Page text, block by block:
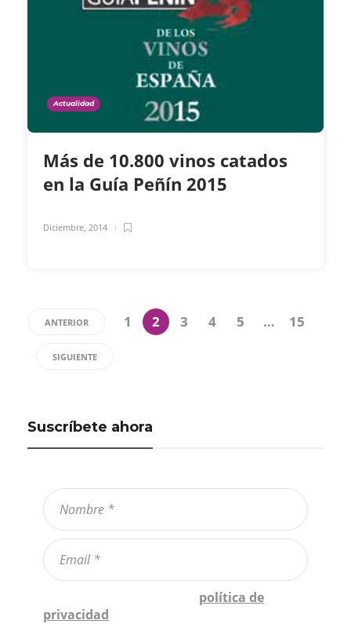
Actualidad
Más de 10.800 vinos catados
en la Guía Peñín 2015
Diciembre, 2014
ANTERIOR 1 2 3 4 5 … 15
SIGUIENTE
Suscríbete ahora
política de
privacidad